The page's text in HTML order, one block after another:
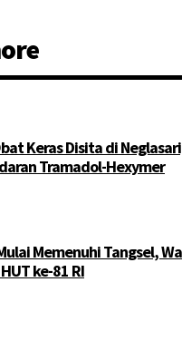
Keras Disita di
Tramadol-Hexymer
Memenuhi Tangsel,
ke-81 RI